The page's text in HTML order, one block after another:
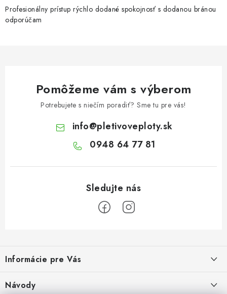
Profesionálny prístup rýchlo dodané spokojnosť s dodanou bránou
odporúčam
Pomôžeme vám s výberom
Potrebujete s niečím poradiť? Sme tu pre vás!
info@pletivoveploty.sk
0948 64 77 81
p
ä
Informácie pre Vás
Návody